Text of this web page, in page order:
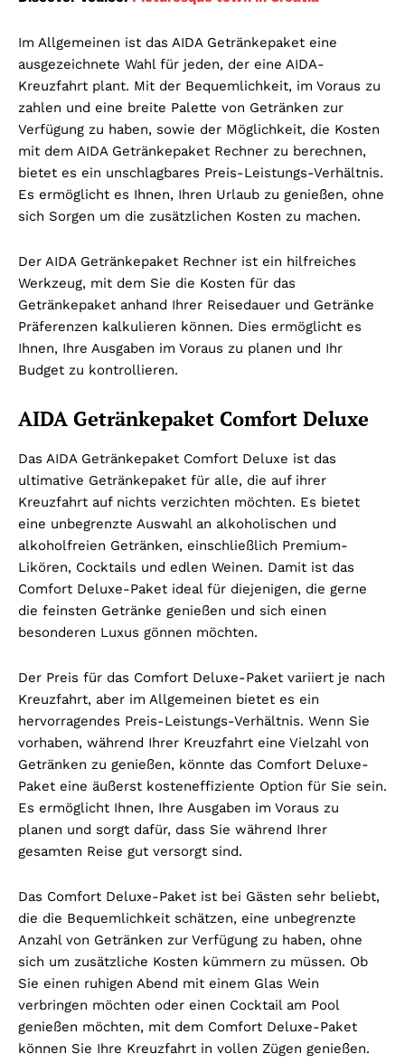
Im Allgemeinen ist das AIDA Getränkepaket eine
ausgezeichnete Wahl für jeden, der eine AIDA-
Kreuzfahrt plant. Mit der Bequemlichkeit, im Voraus zu
zahlen und eine breite Palette von Getränken zur
Verfügung zu haben, sowie der Möglichkeit, die Kosten
mit dem AIDA Getränkepaket Rechner zu berechnen,
bietet es ein unschlagbares Preis-Leistungs-Verhältnis.
Es ermöglicht es Ihnen, Ihren Urlaub zu genießen, ohne
sich Sorgen um die zusätzlichen Kosten zu machen.
Der AIDA Getränkepaket Rechner ist ein hilfreiches
Werkzeug, mit dem Sie die Kosten für das
Getränkepaket anhand Ihrer Reisedauer und Getränke
Präferenzen kalkulieren können. Dies ermöglicht es
Ihnen, Ihre Ausgaben im Voraus zu planen und Ihr
Budget zu kontrollieren.
AIDA Getränkepaket Comfort Deluxe
Das AIDA Getränkepaket Comfort Deluxe ist das
ultimative Getränkepaket für alle, die auf ihrer
Kreuzfahrt auf nichts verzichten möchten. Es bietet
eine unbegrenzte Auswahl an alkoholischen und
alkoholfreien Getränken, einschließlich Premium-
Likören, Cocktails und edlen Weinen. Damit ist das
Comfort Deluxe-Paket ideal für diejenigen, die gerne
die feinsten Getränke genießen und sich einen
besonderen Luxus gönnen möchten.
Der Preis für das Comfort Deluxe-Paket variiert je nach
Kreuzfahrt, aber im Allgemeinen bietet es ein
hervorragendes Preis-Leistungs-Verhältnis. Wenn Sie
vorhaben, während Ihrer Kreuzfahrt eine Vielzahl von
Getränken zu genießen, könnte das Comfort Deluxe-
Paket eine äußerst kosteneffiziente Option für Sie sein.
Es ermöglicht Ihnen, Ihre Ausgaben im Voraus zu
planen und sorgt dafür, dass Sie während Ihrer
gesamten Reise gut versorgt sind.
Das Comfort Deluxe-Paket ist bei Gästen sehr beliebt,
die die Bequemlichkeit schätzen, eine unbegrenzte
Anzahl von Getränken zur Verfügung zu haben, ohne
sich um zusätzliche Kosten kümmern zu müssen. Ob
Sie einen ruhigen Abend mit einem Glas Wein
verbringen möchten oder einen Cocktail am Pool
genießen möchten, mit dem Comfort Deluxe-Paket
können Sie Ihre Kreuzfahrt in vollen Zügen genießen.